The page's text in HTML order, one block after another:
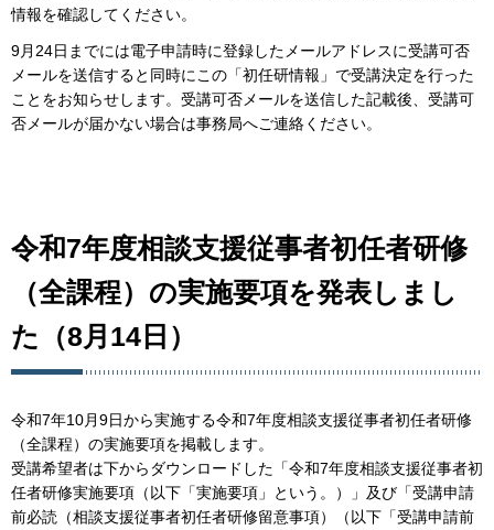
情報を確認してください。
9月24日までには電子申請時に登録したメールアドレスに受講可否
メールを送信すると同時にこの「初任研情報」で受講決定を行った
ことをお知らせします。受講可否メールを送信した記載後、受講可
否メールが届かない場合は事務局へご連絡ください。
令和7年度相談支援従事者初任者研修
（全課程）の実施要項を発表しまし
た（8月14日）
令和7年10月9日から実施する令和7年度相談支援従事者初任者研修
（全課程）の実施要項を掲載します。
受講希望者は下からダウンロードした「令和7年度相談支援従事者初
任者研修実施要項（以下「実施要項」という。）」及び「受講申請
前必読（相談支援従事者初任者研修留意事項）（以下「受講申請前